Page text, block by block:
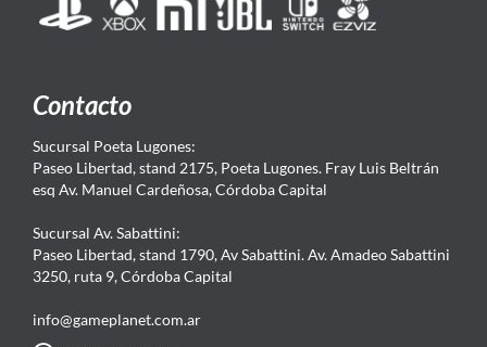
Contacto
Sucursal Poeta Lugones:
Paseo Libertad, stand 2175, Poeta Lugones. Fray Luis Beltrán
esq Av. Manuel Cardeñosa, Córdoba Capital
Sucursal Av. Sabattini:
Paseo Libertad, stand 1790, Av Sabattini. Av. Amadeo Sabattini
3250, ruta 9, Córdoba Capital
info@gameplanet.com.ar